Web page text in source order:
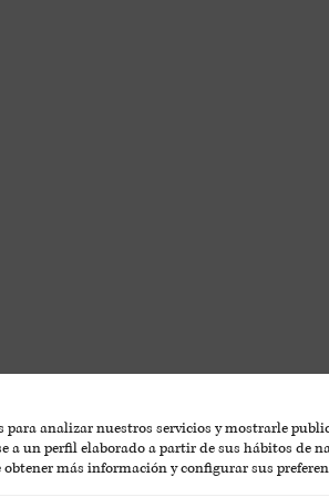
para analizar nuestros servicios y mostrarle
a un perfil elaborado a partir de sus hábitos de
más información y configurar sus